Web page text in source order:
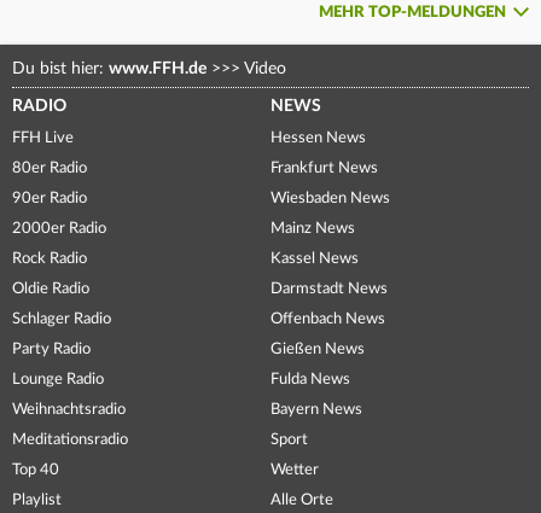
MEHR TOP-MELDUNGEN
Du bist hier: www.FFH.de >>> Video
RADIO
FFH Live
80er Radio
90er Radio
2000er Radio
Rock Radio
Oldie Radio
Schlager Radio
Party Radio
Lounge Radio
Weihnachtsradio
Meditationsradio
Top 40
Playlist
NEWS
Hessen News
Frankfurt News
Wiesbaden News
Mainz News
Kassel News
Darmstadt News
Offenbach News
Gießen News
Fulda News
Bayern News
Sport
Wetter
Alle Orte